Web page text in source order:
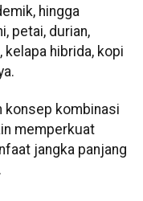
hingga
petai, durian,
kelapa hibrida, kopi
konsep kombinasi
memperkuat
jangka panjang